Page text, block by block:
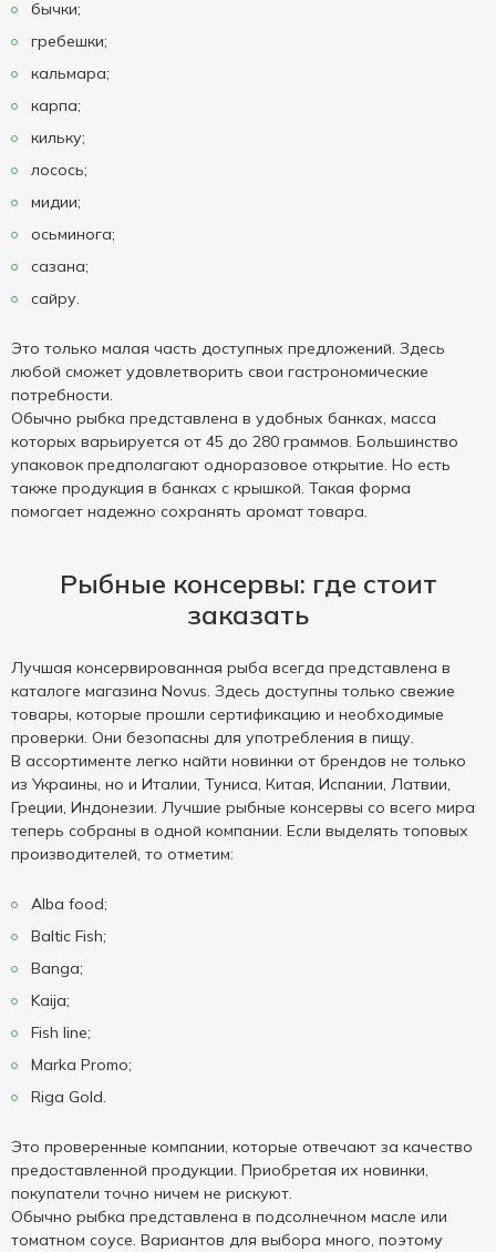
бычки;
гребешки;
кальмара;
карпа;
кильку;
лосось;
мидии;
осьминога;
сазана;
сайру.
Это только малая часть доступных предложений. Здесь
любой сможет удовлетворить свои гастрономические
потребности.
Обычно рыбка представлена в удобных банках, масса
которых варьируется от 45 до 280 граммов. Большинство
упаковок предполагают одноразовое открытие. Но есть
также продукция в банках с крышкой. Такая форма
помогает надежно сохранять аромат товара.
Рыбные консервы: где стоит
заказать
Лучшая консервированная рыба всегда представлена в
каталоге магазина Novus. Здесь доступны только свежие
товары, которые прошли сертификацию и необходимые
проверки. Они безопасны для употребления в пищу.
В ассортименте легко найти новинки от брендов не только
из Украины, но и Италии, Туниса, Китая, Испании, Латвии,
Греции, Индонезии. Лучшие рыбные консервы со всего мира
теперь собраны в одной компании. Если выделять топовых
производителей, то отметим:
Alba food;
Baltic Fish;
Banga;
Kaija;
Fish line;
Marka Promo;
Riga Gold.
Это проверенные компании, которые отвечают за качество
предоставленной продукции. Приобретая их новинки,
покупатели точно ничем не рискуют.
Обычно рыбка представлена в подсолнечном масле или
томатном соусе. Вариантов для выбора много, поэтому